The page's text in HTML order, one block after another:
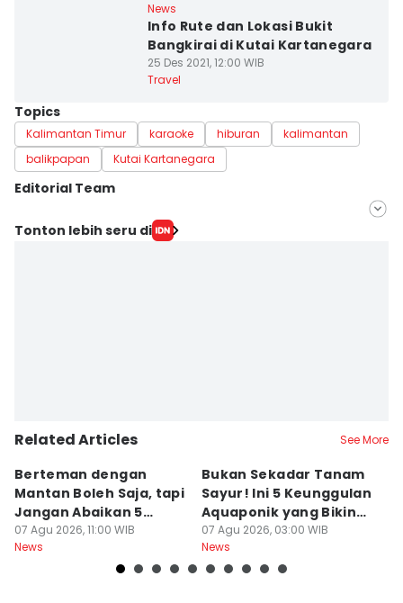
News
Info Rute dan Lokasi Bukit
Bangkirai di Kutai Kartanegara
25 Des 2021, 12:00 WIB
Travel
Topics
Kalimantan Timur karaoke hiburan
kalimantan
balikpapan
Kutai Kartanegara
Editorial Team
Editor
Tonton lebih seru di
Related Articles See More
Berteman dengan
Mantan Boleh Saja, tapi
Jangan Abaikan 5
Aturan Ini
07 Agu 2026, 11:00 WIB
News
Bukan Sekadar Tanam
Sayur! Ini 5 Keunggulan
Aquaponik yang Bikin
Takjub
07 Agu 2026, 03:00 WIB
News